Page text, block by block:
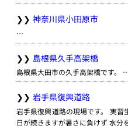
神奈川県小田原市
…
島根県久手高架橋
島根県大田市の久手高架橋です。
岩手県復興道路
岩手県復興道路の現場です。 実習
日が続きますが暑さに負けず 水